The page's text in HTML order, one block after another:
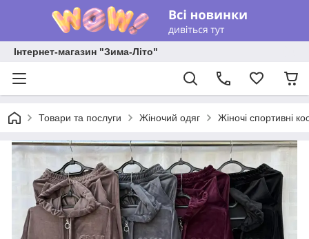
Інтернет-магазин "Зима-Літо"
Товари та послуги Жіночий одяг Жіночі спортивні